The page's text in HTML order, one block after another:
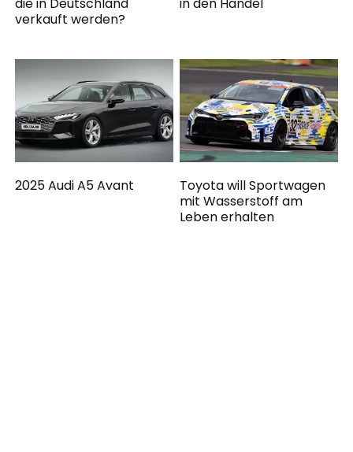
verkauft werden?
2025 Audi A5 Avant
Toyota will Sportwagen
mit Wasserstoff am
Leben erhalten